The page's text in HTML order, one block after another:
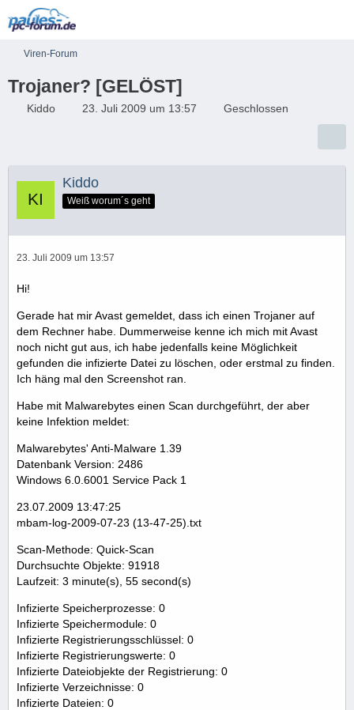
Viren-Forum
Trojaner? [GELÖST]
Kiddo 23. Juli 2009 um 13:57 Geschlossen
Kiddo
Weiß worum´s geht
23. Juli 2009 um 13:57
Hi!
Gerade hat mir Avast gemeldet, dass ich einen Trojaner auf
dem Rechner habe. Dummerweise kenne ich mich mit Avast
noch nicht gut aus, ich habe jedenfalls keine Möglichkeit
gefunden die infizierte Datei zu löschen, oder erstmal zu finden.
Ich häng mal den Screenshot ran.
Habe mit Malwarebytes einen Scan durchgeführt, der aber
keine Infektion meldet:
Malwarebytes' Anti-Malware 1.39
Datenbank Version: 2486
Windows 6.0.6001 Service Pack 1
23.07.2009 13:47:25
mbam-log-2009-07-23 (13-47-25).txt
Scan-Methode: Quick-Scan
Durchsuchte Objekte: 91918
Laufzeit: 3 minute(s), 55 second(s)
Infizierte Speicherprozesse: 0
Infizierte Speichermodule: 0
Infizierte Registrierungsschlüssel: 0
Infizierte Registrierungswerte: 0
Infizierte Dateiobjekte der Registrierung: 0
Infizierte Verzeichnisse: 0
Infizierte Dateien: 0